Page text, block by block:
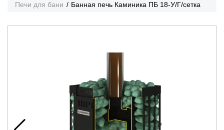
Печи для бани
Банная печь Каминика ПБ 18-У/Г/сетка